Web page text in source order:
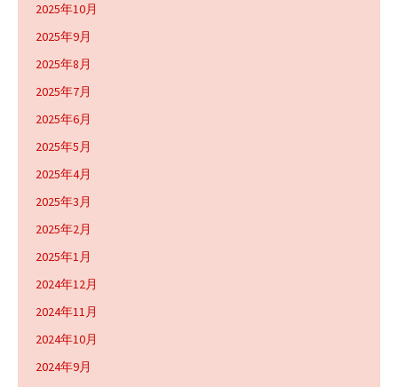
2025年10月
2025年9月
2025年8月
2025年7月
2025年6月
2025年5月
2025年4月
2025年3月
2025年2月
2025年1月
2024年12月
2024年11月
2024年10月
2024年9月